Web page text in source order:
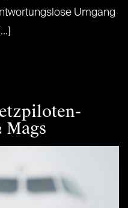
Umgang
Mags